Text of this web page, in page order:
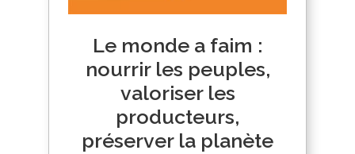
Le monde a faim :
nourrir les peuples,
valoriser les
producteurs,
préserver la planète